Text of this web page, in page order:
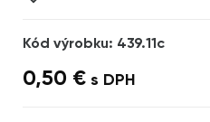
Kód výrobku: 439.11c
0,50 € s DPH